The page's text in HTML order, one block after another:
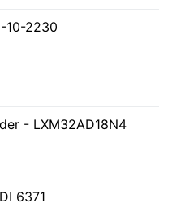
10-2230
- LXM32AD18N4
6371